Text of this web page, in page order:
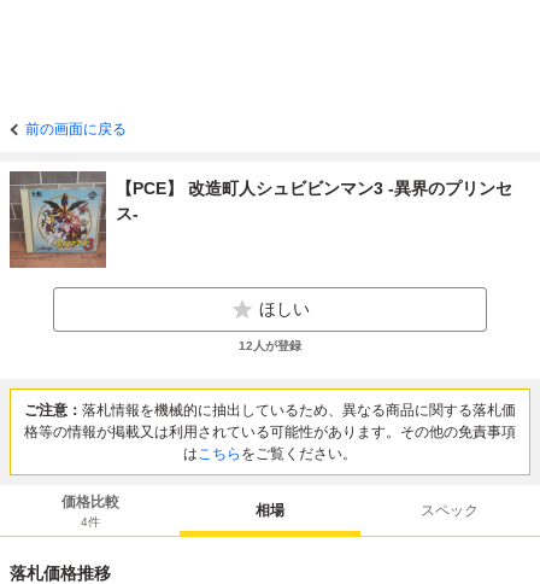
前の画面に戻る
【PCE】 改造町人シュビビンマン3 -異界のプリンセ
ス-
ほしい
12 人が登録
ご注意： 落札情報を機械的に抽出しているため、異なる商品に関する落札価
格等の情報が掲載又は利用されている可能性があります。その他の免責事項
はこちら をご覧ください。
価格比較
4件
相場 スペック
落札価格推移